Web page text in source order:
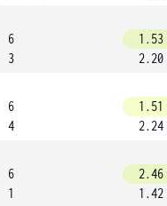
6
3
1.53
2.20
6
4
1.51
2.24
6
1
2.46
1.42